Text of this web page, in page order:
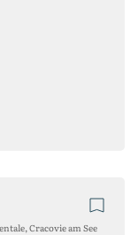
Cracovie am See